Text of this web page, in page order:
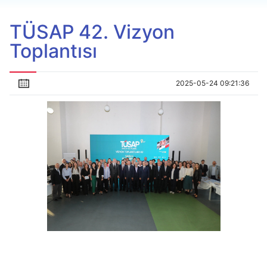
TÜSAP 42. Vizyon
Toplantısı
2025-05-24 09:21:36